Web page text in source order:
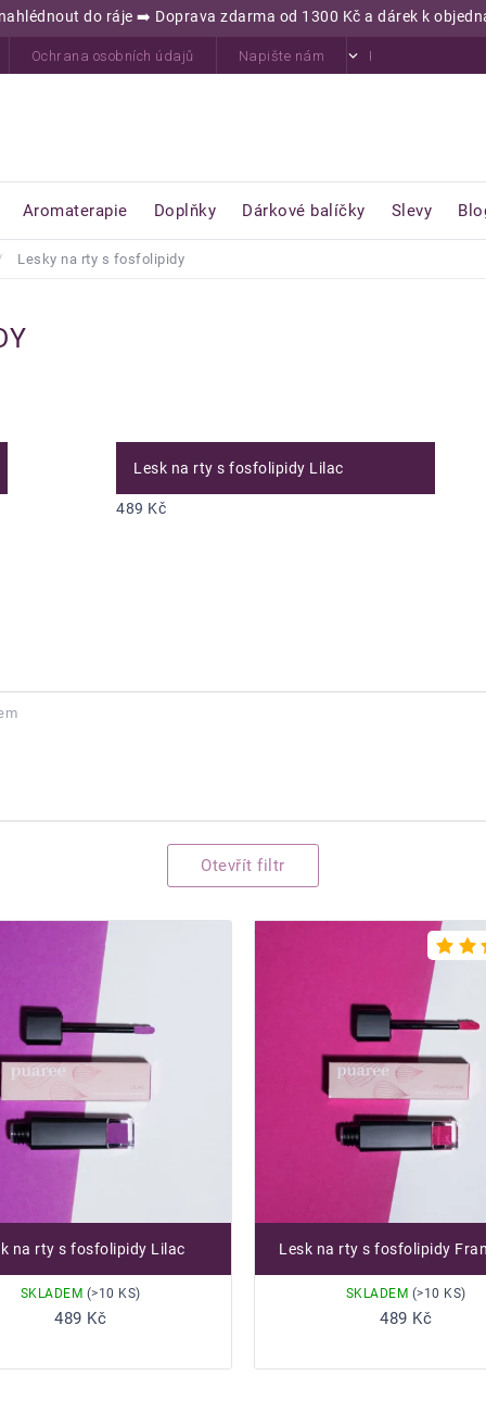
do ráje ➡️ Doprava zdarma od 1300 Kč a dárek k
Ochrana osobních údajů Napište nám Kontakty
Aromaterapie Doplňky Dárkové balíčky Slevy
Lesky na rty s fosfolipidy
Lesk na rty s fosfolipidy Lilac
489 Kč
Otevřít filtr
na rty s fosfolipidy Lilac
SKLADEM (>10 KS)
489 Kč
Do košíku
Lesk na rty s fosfolipidy
SKLADEM (>10 KS)
489 Kč
Do košíku